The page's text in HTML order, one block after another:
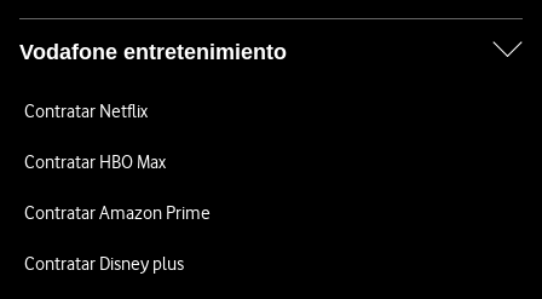
Vodafone entretenimiento
Contratar Netflix
Contratar HBO Max
Contratar Amazon Prime
Contratar Disney plus